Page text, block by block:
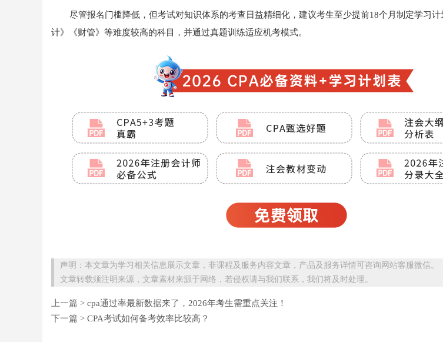
尽管报名门槛降低，但考试对知识体系的考查日益精细化，建议考生至少提前18个月制定学习
计》《财管》等难度较高的科目，并通过真题训练适应机考模式。
声明：本文章为学习相关信息展示文章，非课程及服务内容文章，产品及服务详情可咨询网站客服微信。
文章转载须注明来源，文章素材来源于网络，若侵权请与我们联系，我们将及时处理。
上一篇 > cpa通过率最新数据来了，2026年考生需重点关注！
下一篇 > CPA考试如何备考效率比较高？